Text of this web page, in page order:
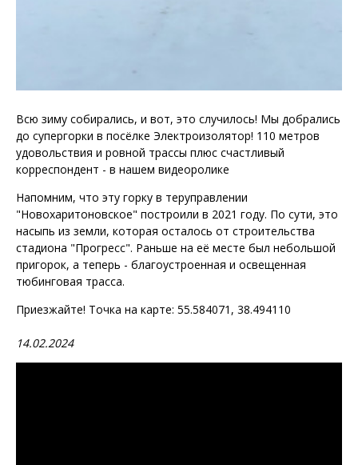
Всю зиму собирались, и вот, это случилось! Мы добрались
до супергорки в посёлке Электроизолятор! 110 метров
удовольствия и ровной трассы плюс счастливый
корреспондент - в нашем видеоролике
Напомним, что эту горку в теруправлении
"Новохаритоновское" построили в 2021 году. По сути, это
насыпь из земли, которая осталось от строительства
стадиона "Прогресс". Раньше на её месте был небольшой
пригорок, а теперь - благоустроенная и освещенная
тюбинговая трасса.
Приезжайте! Точка на карте: 55.584071, 38.494110
14.02.2024